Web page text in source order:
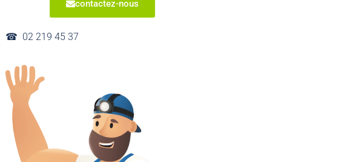
contactez-nous
☎︎ 02 219 45 37